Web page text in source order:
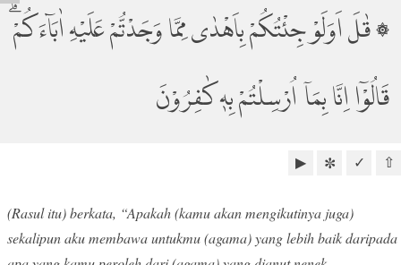
۞ قٰلَ اَوَلَوْ جِئْتُكُمْ بِاَهْدٰى مِمَّا وَجَدْتُّمْ عَلَيْهِ اٰبَاۤءَكُمْۗ
قَالُوْٓا اِنَّا بِمَآ اُرْسِلْتُمْ بِهٖ كٰفِرُوْنَ
⇧
✓
✼
▶
(Rasul itu) berkata, “Apakah (kamu akan mengikutinya juga)
sekalipun aku membawa untukmu (agama) yang lebih baik daripada